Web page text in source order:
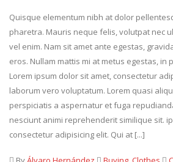
Quisque elementum nibh at dolor
pharetra. Mauris neque felis, volutpat nec
vel enim. Nam sit amet ante egestas,
eros. Nullam mattis mi at metus egestas, in
Lorem ipsum dolor sit amet, consectetur
laborum vero voluptatum. Lorem quasi
perspiciatis a aspernatur et fuga
nesciunt animi reprehenderit similique sit.
consectetur adipisicing elit. Qui at [...]